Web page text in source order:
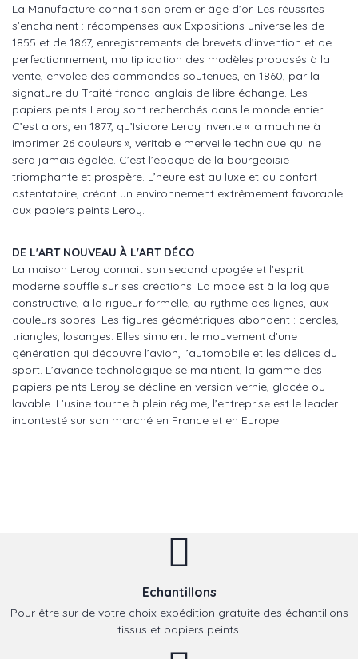
La Manufacture connait son premier âge d’or. Les réussites
s’enchainent : récompenses aux Expositions universelles de
1855 et de 1867, enregistrements de brevets d’invention et de
perfectionnement, multiplication des modèles proposés à la
vente, envolée des commandes soutenues, en 1860, par la
signature du Traité franco-anglais de libre échange. Les
papiers peints Leroy sont recherchés dans le monde entier.
C’est alors, en 1877, qu’Isidore Leroy invente « la machine à
imprimer 26 couleurs », véritable merveille technique qui ne
sera jamais égalée. C’est l’époque de la bourgeoisie
triomphante et prospère. L’heure est au luxe et au confort
ostentatoire, créant un environnement extrêmement favorable
aux papiers peints Leroy.
DE L'ART NOUVEAU À L'ART DÉCO
La maison Leroy connait son second apogée et l’esprit
moderne souffle sur ses créations. La mode est à la logique
constructive, à la rigueur formelle, au rythme des lignes, aux
couleurs sobres. Les figures géométriques abondent : cercles,
triangles, losanges. Elles simulent le mouvement d’une
génération qui découvre l’avion, l’automobile et les délices du
sport. L’avance technologique se maintient, la gamme des
papiers peints Leroy se décline en version vernie, glacée ou
lavable. L’usine tourne à plein régime, l’entreprise est le leader
incontesté sur son marché en France et en Europe.
Echantillons
Pour être sur de votre choix expédition gratuite des échantillons
tissus et papiers peints.